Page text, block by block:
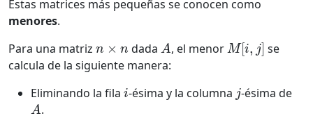
Estas matrices más pequeñas se conocen como
menores.
Para una matriz
dada
A
, el menor
M[i
se
calcula de la siguiente manera:
Eliminando la fila -ésima y la columna -ésima de
A
.